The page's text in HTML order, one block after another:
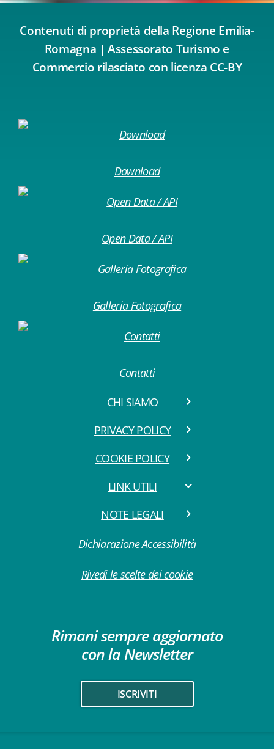
Contenuti di proprietà della Regione Emilia-
Romagna | Assessorato Turismo e
Commercio rilasciato con licenza CC-BY
Download
Open Data / API
Galleria Fotografica
Contatti
CHI SIAMO
PRIVACY POLICY
COOKIE POLICY
LINK UTILI
NOTE LEGALI
Dichiarazione Accessibilità
Rivedi le scelte dei cookie
Rimani sempre aggiornato
con la Newsletter
ISCRIVITI